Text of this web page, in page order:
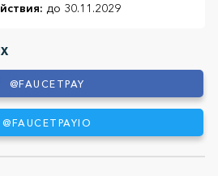
@FAUCETPAY
@FAUCETPAYIO
до 30.11.2029